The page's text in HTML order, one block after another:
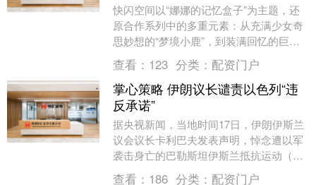
快闪空间以“娜娜的记忆盒子”为主题，还
原合作系列中的多重元素：从充满少女奇
思妙想的“梦境小鹿”，到装满回忆的巨型
记忆盒子，每一个角落都充满了治愈的力
量。作为“一....
查看： 123 分类： 配资门户
掌心策略 伊朗议长谴责以色列“违
反承诺”
据央视新闻，当地时间17日，伊朗伊斯兰
议会议长卡利巴夫发表声明，悼念遭以军
袭击身亡的巴勒斯坦伊斯兰抵抗运动（哈
马斯）军事领导人哈达德。卡利巴夫表
查看： 186 分类： 配资门户